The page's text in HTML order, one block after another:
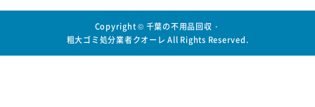
Copyright © 千葉の不用品回収・
粗大ゴミ処分業者クオーレ All Rights Reserved.